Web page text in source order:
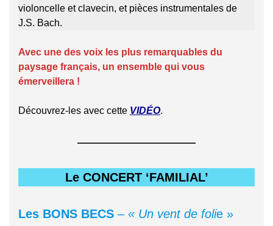
violoncelle et clavecin, et pièces instrumentales de
J.S. Bach.
Avec une des voix les plus remarquables du
paysage français, un ensemble qui vous
émerveillera !
Découvrez-les avec cette VIDÉO.
Le CONCERT ‘FAMILIAL’
Les BONS BECS –« Un vent de folie »